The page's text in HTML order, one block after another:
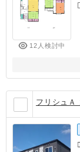
12人検討中
フリシュＡ